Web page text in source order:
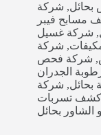
, شركة
مسابح فيبر
, شركة غسيل
, شركة
, شركة فحص
الجدران
بحائل, شركة
تسربات
بحائل